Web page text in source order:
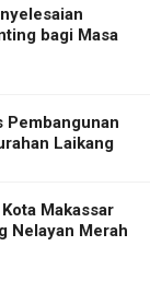
bagi Masa
Pembangunan
Laikang
Makassar
Nelayan Merah